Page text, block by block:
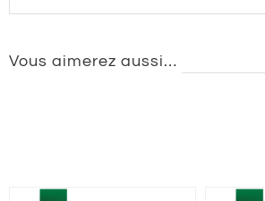
Vous aimerez aussi…